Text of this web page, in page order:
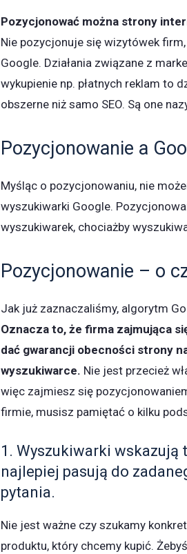
Pozycjonować można strony
Nie pozycjonuje się wizytówek
Google. Działania związane z
wykupienie np. płatnych reklam to
obszerne niż samo SEO. Są one
Pozycjonowanie a
Myśląc o pozycjonowaniu, nie
wyszukiwarki Google.
wyszukiwarek, chociażby
Pozycjonowanie – o
Jak już zaznaczaliśmy, algorytm
Oznacza to, że firma zajmująca
dać gwarancji obecności strony
wyszukiwarce. Nie jest przecież
więc zajmiesz się
firmie, musisz pamiętać o kilku
1. Wyszukiwarki wskazują
najlepiej pasują do
pytania.
Nie jest ważne czy szukamy
produktu, który chcemy kupić.